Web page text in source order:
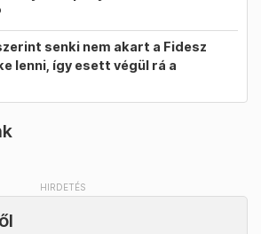
senki nem akart a Fidesz
lenni, így esett végül rá a